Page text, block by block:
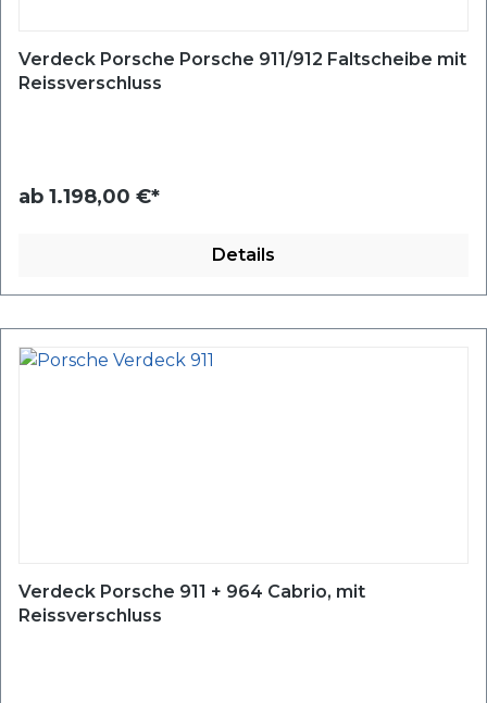
Verdeck Porsche Porsche 911/912 Faltscheibe mit
Reissverschluss
ab 1.198,00 €*
Details
Verdeck Porsche 911 + 964 Cabrio, mit
Reissverschluss